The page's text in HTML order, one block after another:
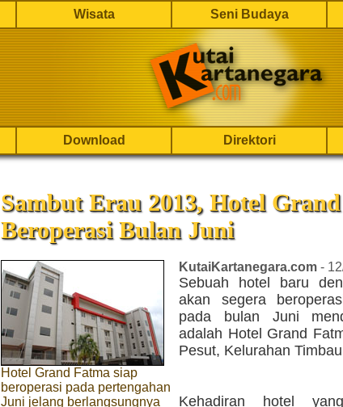
Wisata Seni Budaya
Download Direktori
Sambut Erau 2013, Hotel
Beroperasi Bulan Juni
Hotel Grand Fatma siap
beroperasi pada pertengahan
Juni jelang berlangsungnya
KutaiKartanegara.com -
Sebuah hotel baru
akan segera
pada bulan Juni
adalah Hotel Grand
Pesut, Kelurahan
Kehadiran hotel